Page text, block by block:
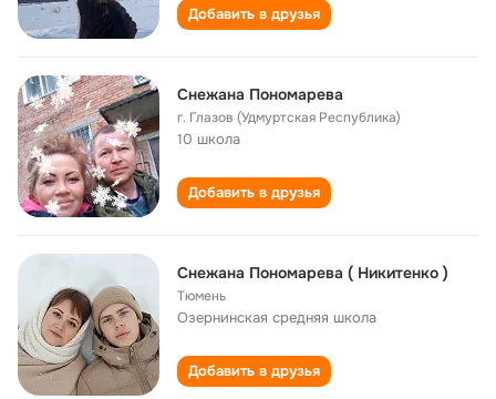
Добавить в друзья
Снежана Пономарева
г. Глазов (Удмуртская Республика)
10 школа
Добавить в друзья
Снежана Пономарева ( Никитенко )
Тюмень
Озернинская cредняя школа
Добавить в друзья